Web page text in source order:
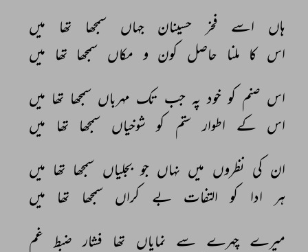
ہاں
اسے فخر حسینان جہاں سمجھا تھا
میں
اس کا ملنا حاصل کون و مکاں سمجھا تھا میں
اس صنم کو خود پہ جب تک مہرباں سمجھا تھا میں
اس کے اطوار ستم کو شوخیاں سمجھا تھا میں
ان کی نظروں میں نہاں جو بجلیاں سمجھا تھا میں
ہر
ادا کو التفات بے کراں سمجھا تھا
میں
میرے چہرے سے نمایاں تھا فشار ضبط غم